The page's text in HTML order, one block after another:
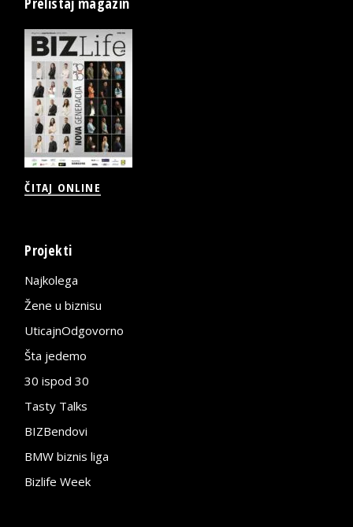
ČITAJ ONLINE
Projekti
Najkolega
Žene u biznisu
UticajnOdgovorno
Šta jedemo
30 ispod 30
Tasty Talks
BIZBendovi
BMW biznis liga
Bizlife Week